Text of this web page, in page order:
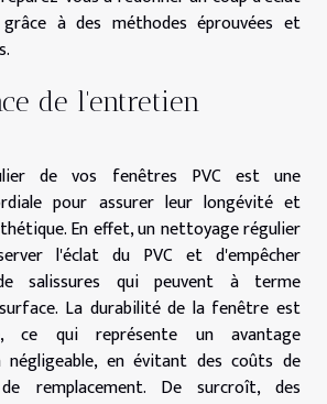
à des méthodes éprouvées et
de l'entretien
de vos fenêtres PVC est une
pour assurer leur longévité et
En effet, un nettoyage régulier
l'éclat du PVC et d'empêcher
salissures qui peuvent à terme
La durabilité de la fenêtre est
ce qui représente un avantage
négligeable, en évitant des coûts de
remplacement. De surcroît, des